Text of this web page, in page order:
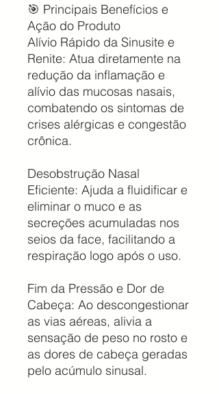
🎯 Principais Benefícios e
Ação do Produto
Alívio Rápido da Sinusite e
Renite: Atua diretamente na
redução da inflamação e
alívio das mucosas nasais,
combatendo os sintomas de
crises alérgicas e congestão
crônica.
Desobstrução Nasal
Eficiente: Ajuda a fluidificar e
eliminar o muco e as
secreções acumuladas nos
seios da face, facilitando a
respiração logo após o uso.
Fim da Pressão e Dor de
Cabeça: Ao descongestionar
as vias aéreas, alivia a
sensação de peso no rosto e
as dores de cabeça geradas
pelo acúmulo sinusal.